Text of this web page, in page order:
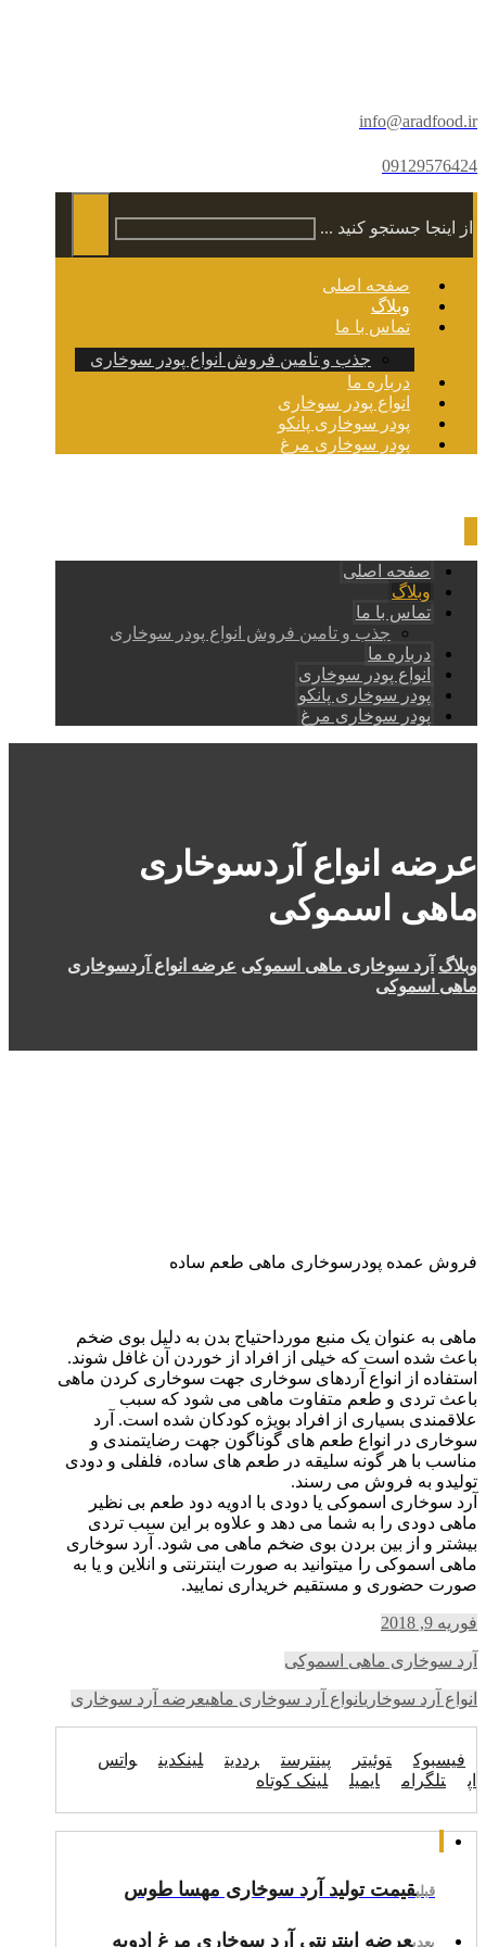
info@aradfood.ir
09129576424
از اینجا جستجو کنید ...
صفحه اصلی
وبلاگ
تماس با ما
جذب و تامین فروش انواع پودر سوخاری
درباره ما
انواع پودر سوخاری
پودر سوخاری پانکو
پودر سوخاری مرغ
صفحه اصلی
وبلاگ
تماس با ما
جذب و تامین فروش انواع پودر سوخاری
درباره ما
انواع پودر سوخاری
پودر سوخاری پانکو
پودر سوخاری مرغ
عرضه انواع آردسوخاری
ماهی اسموکی
وبلاگ آرد سوخاری ماهی اسموکی عرضه انواع آردسوخاری
ماهی اسموکی
فروش عمده پودرسوخاری ماهی طعم ساده
ماهی به عنوان یک منبع مورداحتیاج بدن به دلیل بوی ضخم
باعث شده است که خیلی از افراد از خوردن آن غافل شوند.
استفاده از انواع آردهای سوخاری جهت سوخاری کردن ماهی
باعث تردی و طعم متفاوت ماهی می شود که سبب
علاقمندی بسیاری از افراد بویژه کودکان شده است. آرد
سوخاری در انواع طعم های گوناگون جهت رضایتمندی و
مناسب با هر گونه سلیقه در طعم های ساده، فلفلی و دودی
تولیدو به فروش می رسند.
آرد سوخاری اسموکی یا دودی با ادویه دود طعم بی نظیر
ماهی دودی را به شما می دهد و علاوه بر این سبب تردی
بیشتر و از بین بردن بوی ضخم ماهی می شود. آرد سوخاری
ماهی اسموکی را میتوانید به صورت اینترنتی و انلاین و یا به
صورت حضوری و مستقیم خریداری نمایید.
فوریه 9, 2018
آرد سوخاری ماهی اسموکی
انواع آرد سوخاریانواع آرد سوخاری ماهیعرضه آرد سوخاری
فیسبوک توئیتر پینترست رددیت لینکدین
واتس
اپ
تلگرام ایمیل لینک کوتاه
قبلیقیمت تولید آرد سوخاری مهسا طوس
بعدیعرضه اینترنتی آرد سوخاری مرغ ادویه